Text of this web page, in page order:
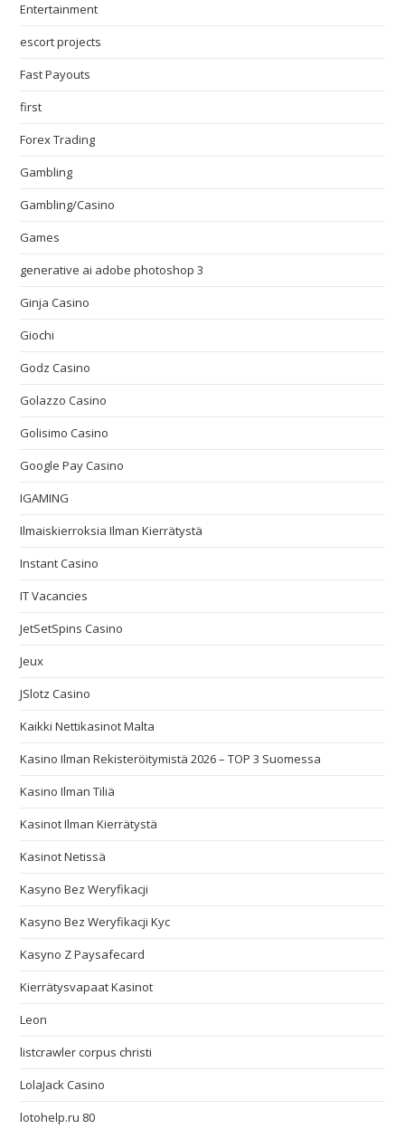
Entertainment
escort projects
Fast Payouts
first
Forex Trading
Gambling
Gambling/Casino
Games
generative ai adobe photoshop 3
Ginja Casino
Giochi
Godz Casino
Golazzo Casino
Golisimo Casino
Google Pay Casino
IGAMING
Ilmaiskierroksia Ilman Kierrätystä
Instant Casino
IT Vacancies
JetSetSpins Casino
Jeux
JSlotz Casino
Kaikki Nettikasinot Malta
Kasino Ilman Rekisteröitymistä 2026 – TOP 3 Suomessa
Kasino Ilman Tiliä
Kasinot Ilman Kierrätystä
Kasinot Netissä
Kasyno Bez Weryfikacji
Kasyno Bez Weryfikacji Kyc
Kasyno Z Paysafecard
Kierrätysvapaat Kasinot
Leon
listcrawler corpus christi
LolaJack Casino
lotohelp.ru 80